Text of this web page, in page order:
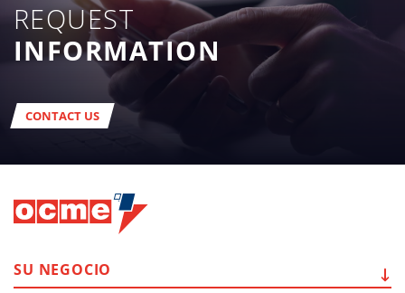
REQUEST
INFORMATION
CONTACT US
SU NEGOCIO